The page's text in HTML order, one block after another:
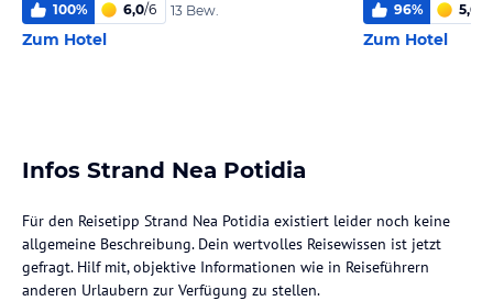
100% 6,0/6 13 Bew.
Zum Hotel
96% 5,6
Zum Hotel
Infos Strand Nea Potidia
Für den Reisetipp Strand Nea Potidia existiert leider noch keine
allgemeine Beschreibung. Dein wertvolles Reisewissen ist jetzt
gefragt. Hilf mit, objektive Informationen wie in Reiseführern
anderen Urlaubern zur Verfügung zu stellen.